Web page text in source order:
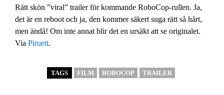
Rätt skön ”viral” trailer för kommande RoboCop-rullen. Ja,
det är en reboot och ja, den kommer säkert suga rätt så hårt,
men ändå! Om inte annat blir det en ursäkt att se originalet.
Via Piruett.
TAGS FILM ROBOCOP TRAILER